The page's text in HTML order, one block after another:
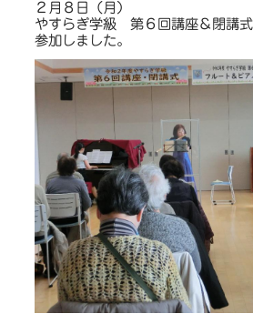
２月８日（月）
やすらぎ学級 第６回講座＆閉講
参加しました。